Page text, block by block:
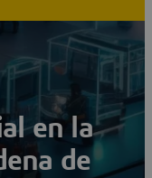
en la
de